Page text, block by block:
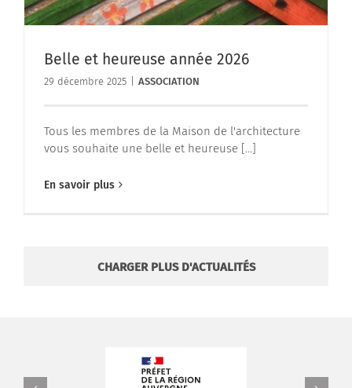
Belle et heureuse année 2026
29 décembre 2025 ASSOCIATION
Tous les membres de la Maison de l'architecture
vous souhaite une belle et heureuse [...]
En savoir plus
CHARGER PLUS D'ACTUALITÉS